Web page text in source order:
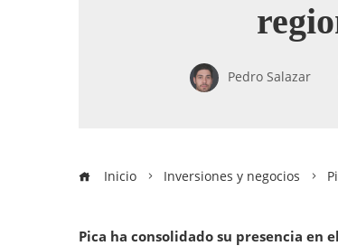
Pedro Salazar
Inicio Inversiones y negocios
Pica ha consolidado su presencia